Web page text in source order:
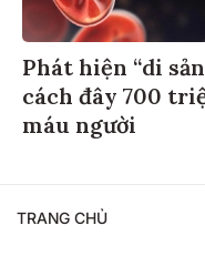
Phát hiện “di
cách đây 700
máu người
TRANG CHỦ